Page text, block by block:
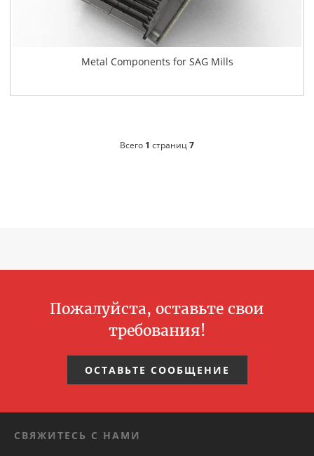
Metal Components for SAG Mills
Всего 1 страниц7
Пожалуйста, оставьте свои
требования!
ОСТАВЬТЕ СООБЩЕНИЕ
СВЯЖИТЕСЬ С НАМИ